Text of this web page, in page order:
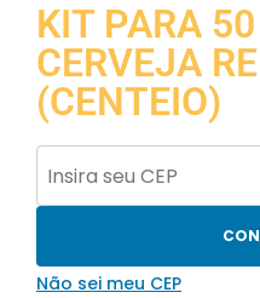
KIT PARA
CERVEJA
(CENTEIO)
Não sei meu CEP